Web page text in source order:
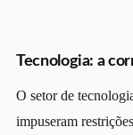
Tecnologia: a
O setor de
impuseram